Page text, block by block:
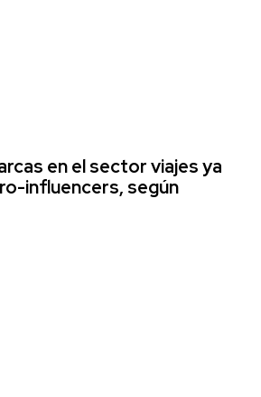
en el sector viajes ya
influencers, según